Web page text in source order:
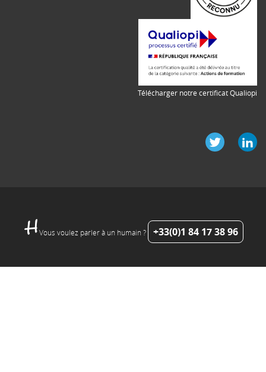
Télécharger notre certificat Qualiopi
Vous voulez parler à un humain ? +33(0)1 84 17 38 96